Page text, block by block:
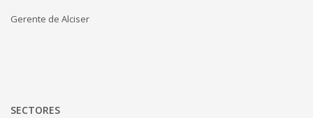
Gerente de Alciser
SECTORES